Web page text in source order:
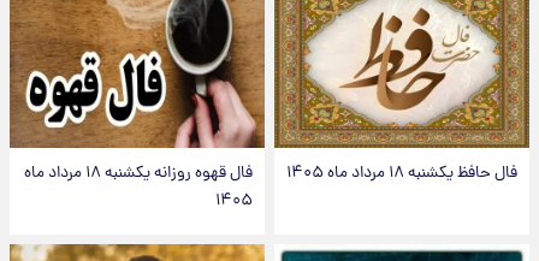
فال حافظ یکشنبه ۱۸ مرداد ماه ۱۴۰۵
فال قهوه روزانه یکشنبه ۱۸ مرداد ماه
۱۴۰۵